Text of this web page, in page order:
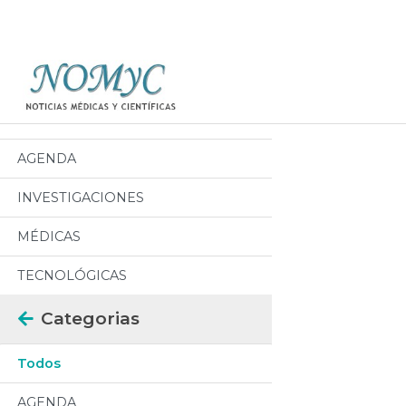
Categorias
Todos
AGENDA
INVESTIGACIONES
MÉDICAS
TECNOLÓGICAS
Categorias
Todos
AGENDA